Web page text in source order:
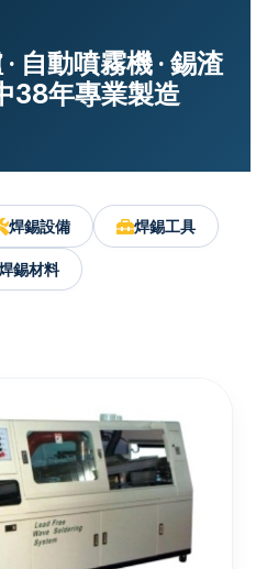
自動噴霧機 · 錫渣
38年專業製造
焊錫設備 焊錫工具
錫材料